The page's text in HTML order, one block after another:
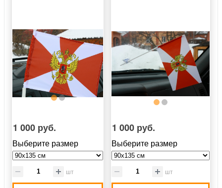
1 000 руб.
Выберите размер
шт
1 000 руб.
Выберите размер
шт